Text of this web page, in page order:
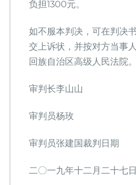
负担1300元。
如不服本判决，可在判决
交上诉状，并按对方当事
回族自治区高级人民法院
审判长李山山
审判员杨玫
审判员张建国裁判日期
二〇一九年十二月二十七